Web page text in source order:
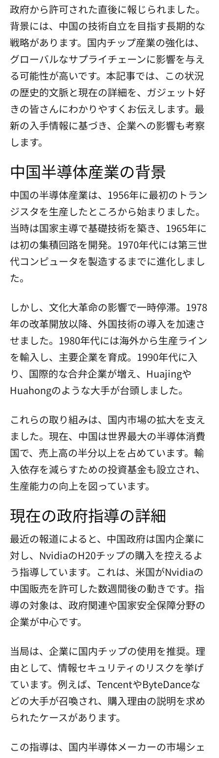
政府から許可された直後に報じられました。
背景には、中国の技術自立を目指す長期的な
戦略があります。国内チップ産業の強化は、
グローバルなサプライチェーンに影響を与え
る可能性が高いです。本記事では、この状況
の歴史的文脈と現在の詳細を、ガジェット好
きの皆さんにわかりやすくお伝えします。最
新の入手情報に基づき、企業への影響も考察
します。
中国半導体産業の背景
中国の半導体産業は、1956年に最初のトラン
ジスタを生産したところから始まりました。
当時は国家主導で基礎技術を築き、1965年に
は初の集積回路を開発。1970年代には第三世
代コンピュータを製造するまでに進化しまし
た。
しかし、文化大革命の影響で一時停滞。1978
年の改革開放以降、外国技術の導入を加速さ
せました。1980年代には海外から生産ライン
を輸入し、主要企業を育成。1990年代に入
り、国際的な合弁企業が増え、Huajingや
Huahongのような大手が台頭しました。
これらの取り組みは、国内市場の拡大を支え
ました。現在、中国は世界最大の半導体消費
国で、売上高の半分以上を占めています。輸
入依存を減らすための投資基金も設立され、
生産能力の向上を図っています。
現在の政府指導の詳細
最近の報道によると、中国政府は国内企業に
対し、NvidiaのH20チップの購入を控えるよ
う指導しています。これは、米国がNvidiaの
中国販売を許可した数週間後の動きです。指
導の対象は、政府関連や国家安全保障分野の
企業が中心です。
当局は、企業に国内チップの使用を推奨。理
由として、情報セキュリティのリスクを挙げ
ています。例えば、TencentやByteDanceな
どの大手が召喚され、購入理由の説明を求め
られたケースがあります。
この指導は、国内半導体メーカーの市場シェ